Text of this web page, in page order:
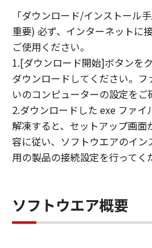
者にこのような行為
ん。
(4) 本契約に明示的に
キヤノンは「本ソフト
的財産権のいかなる
るものではありませ
所有権
「本ソフトウエア」
権限及び所有権は、そ
ンまたはキヤノンのラ
保証
「許諾ソフトウエア」
憶媒体に格納されて
「ダウンロード/インストール手
重要) 必ず、インターネットに
ご使用ください。
1.[ダウンロード開始]ボタンを
ダウンロードしてください。
いのコンピューターの設定をご
2.ダウンロードした exe ファイ
解凍すると、セットアップ画面
容に従い、ソフトウエアのイ
用の製品の接続設定を行ってく
ソフトウエア概要